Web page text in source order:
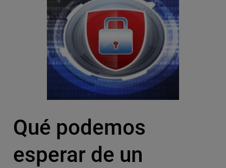
Qué podemos
esperar de un